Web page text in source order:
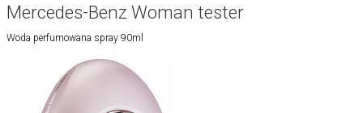
Mercedes-Benz Woman tester
Woda perfumowana spray 90ml